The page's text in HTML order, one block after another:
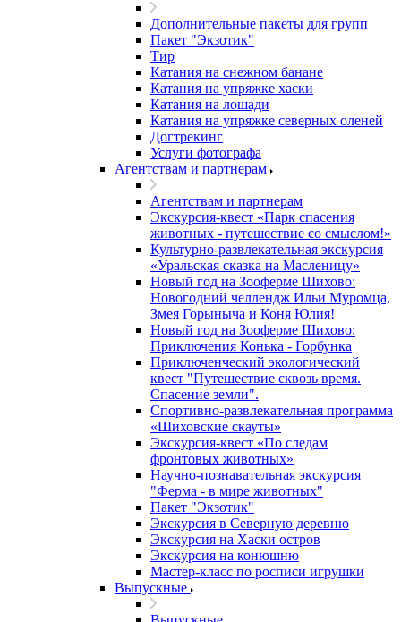
Дополнительные пакеты для групп
Пакет "Экзотик"
Тир
Катания на снежном банане
Катания на упряжке хаски
Катания на лошади
Катания на упряжке северных оленей
Догтрекинг
Услуги фотографа
Агентствам и партнерам
Агентствам и партнерам
Экскурсия-квест «Парк спасения
животных - путешествие со смыслом!»
Культурно-развлекательная экскурсия
«Уральская сказка на Масленицу»
Новый год на Зооферме Шихово:
Новогодний челлендж Ильи Муромца,
Змея Горыныча и Коня Юлия!
Новый год на Зооферме Шихово:
Приключения Конька - Горбунка
Приключенческий экологический
квест "Путешествие сквозь время.
Спасение земли".
Спортивно-развлекательная программа
«Шиховские скауты»
Экскурсия-квест «По следам
фронтовых животных»
Научно-познавательная экскурсия
"Ферма - в мире животных"
Пакет "Экзотик"
Экскурсия в Северную деревню
Экскурсия на Хаски остров
Экскурсия на конюшню
Мастер-класс по росписи игрушки
Выпускные